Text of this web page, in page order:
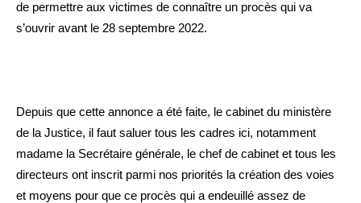
de permettre aux victimes de connaître un procès qui va
s’ouvrir avant le 28 septembre 2022.
Depuis que cette annonce a été faite, le cabinet du ministère
de la Justice, il faut saluer tous les cadres ici, notamment
madame la Secrétaire générale, le chef de cabinet et tous les
directeurs ont inscrit parmi nos priorités la création des voies
et moyens pour que ce procès qui a endeuillé assez de